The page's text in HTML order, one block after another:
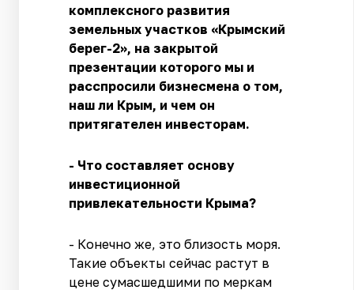
комплексного развития
земельных участков «Крымский
берег-2», на закрытой
презентации которого мы и
расспросили бизнесмена о том,
наш ли Крым, и чем он
притягателен инвесторам.
- Что составляет основу
инвестиционной
привлекательности Крыма?
- Конечно же, это близость моря.
Такие объекты сейчас растут в
цене сумасшедшими по меркам